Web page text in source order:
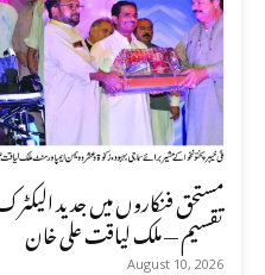
مستحق فنکاروں میں جدید
تقسیم — ملک لیاقت علی خان
August 10, 2026